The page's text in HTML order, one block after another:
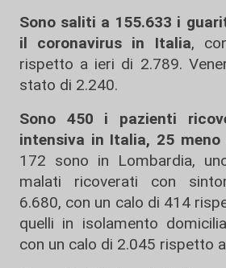
Sono saliti a 155.633 i
il coronavirus in Italia,
rispetto a ieri di 2.789.
stato di 2.240.
Sono 450 i pazienti
intensiva in Italia, 25 meno
172 sono in Lombardia,
malati ricoverati con
6.680, con un calo di 414
quelli in isolamento
con un calo di 2.045 rispetto